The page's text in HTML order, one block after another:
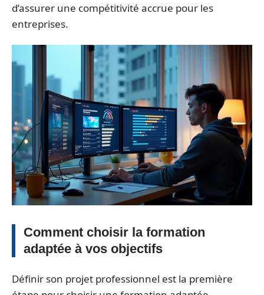
d’assurer une compétitivité accrue pour les
entreprises.
Comment choisir la formation
adaptée à vos objectifs
Définir son projet professionnel est la première